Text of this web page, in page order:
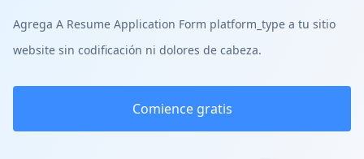
Agrega A Resume Application Form platform_type a tu sitio
website sin codificación ni dolores de cabeza.
Comience gratis